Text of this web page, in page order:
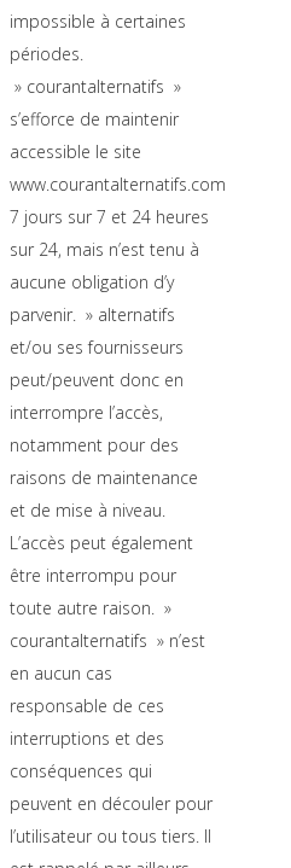
impossible à certaines
périodes.
» courantalternatifs »
s’efforce de maintenir
accessible le site
www.courantalternatifs.com
7 jours sur 7 et 24 heures
sur 24, mais n’est tenu à
aucune obligation d’y
parvenir. » alternatifs
et/ou ses fournisseurs
peut/peuvent donc en
interrompre l’accès,
notamment pour des
raisons de maintenance
et de mise à niveau.
L’accès peut également
être interrompu pour
toute autre raison. »
courantalternatifs » n’est
en aucun cas
responsable de ces
interruptions et des
conséquences qui
peuvent en découler pour
l’utilisateur ou tous tiers. Il